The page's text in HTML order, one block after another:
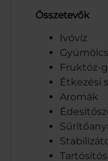
Összetevők
Ivóvíz
Fruktóz-
Étkezési
Aromák